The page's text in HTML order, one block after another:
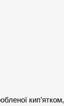
кип’ятком,